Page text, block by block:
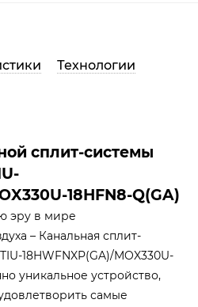
Технологии
сплит-системы
18HFN8-Q(GA)
эру в мире
– Канальная сплит-
18HWFNXP(GA)/MOX330U-
уникальное устройство,
самые